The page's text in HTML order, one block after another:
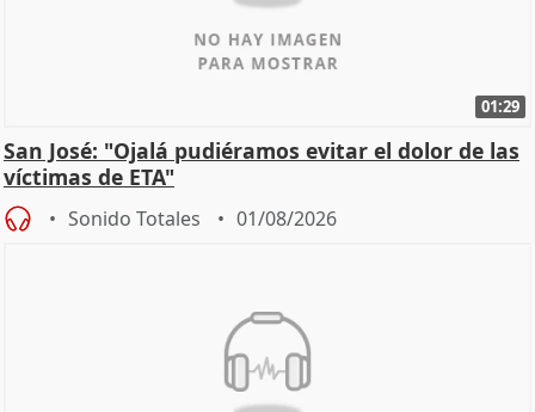
01:29
San José: "Ojalá pudiéramos evitar el dolor de las
víctimas de ETA"
Sonido Totales 01/08/2026